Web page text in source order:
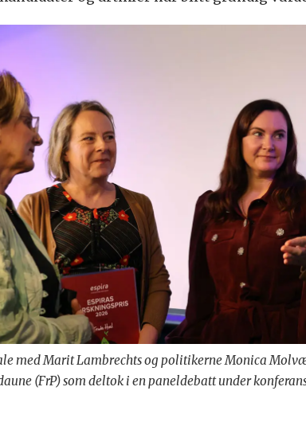
med Marit Lambrechts og politikerne Monica
(FrP) som deltok i en paneldebatt under